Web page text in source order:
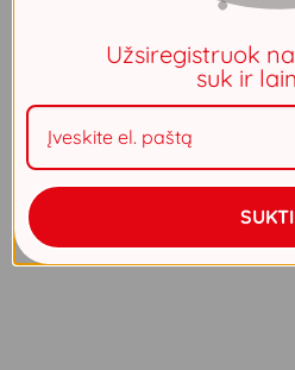
Užsiregistruok
suk ir
SUKTI